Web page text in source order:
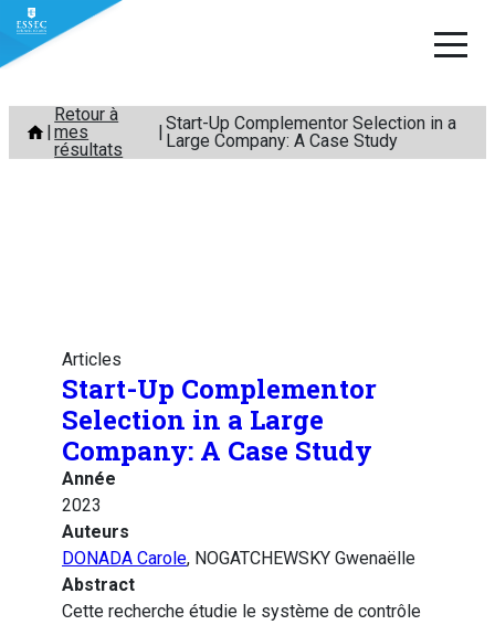
Aller
contenu
Retour à
mes
résultats
Start-Up Complementor Selection in a
Large Company: A Case Study
Articles
Start-Up Complementor
Selection in a Large
Company: A Case Study
Année
2023
Auteurs
DONADA Carole, NOGATCHEWSKY Gwenaëlle
Abstract
Cette recherche étudie le système de contrôle